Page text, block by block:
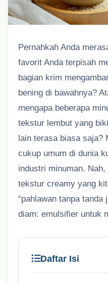
Pernahkah Anda
favorit Anda terpisah
bagian krim
bening di bawahnya?
mengapa beberapa
tekstur lembut yang
lain terasa biasa saja?
cukup umum di dunia
industri minuman.
tekstur creamy yang
“pahlawan tanpa tanda
diam: emulsifier untuk
Daftar Isi